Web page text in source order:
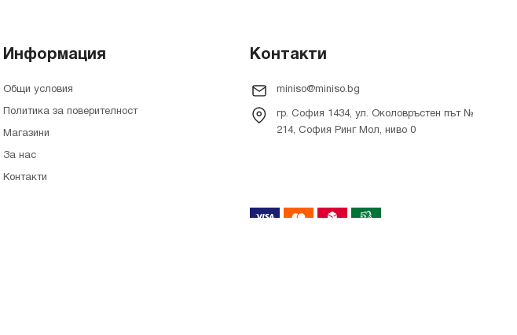
Информация
Общи условия
Политика за поверителност
Магазини
За нас
Контакти
Контакти
miniso@miniso.bg
гр. София 1434, ул. Околовръстен път №
214, София Ринг Мол, ниво 0